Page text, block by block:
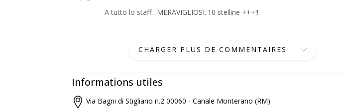
A tutto lo staff…MERAVIGLIOSI..10 stelline +++!!
CHARGER PLUS DE COMMENTAIRES
Informations utiles
Via Bagni di Stigliano n.2 00060 - Canale Monterano (RM)